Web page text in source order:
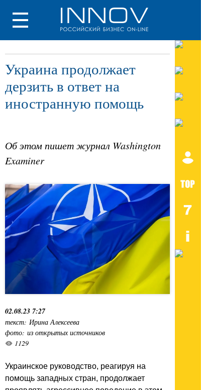
Украина продолжает
дерзить в ответ на
иностранную помощь
Об этом пишет журнал Washington
Examiner
02.08.23 7:27
текст: Ирина Алексеева
фото: из открытых источников
1129
Украинское руководство, реагируя на
помощь западных стран, продолжает